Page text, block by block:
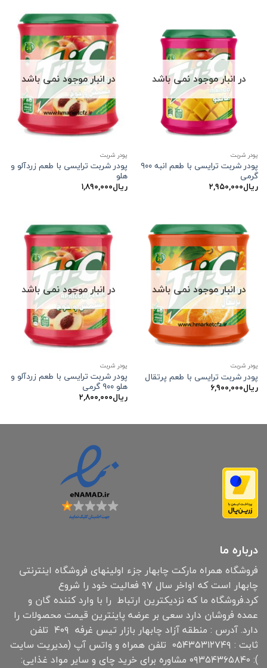
در انبار موجود نمی باشد
پودر شربت
پودر شربت ترایسی با طعم انبه ۹۰۰
گرمی
ریال۲,۹۵۰,۰۰۰
در انبار موجود نمی باشد
پودر شربت
پودر شربت ترایسی با طعم زردآلو و
هلو
ریال۱,۸۹۰,۰۰۰
در انبار موجود نمی باشد
پودر شربت
پودر شربت ترایسی با طعم پرتقال
ریال۶,۹۰۰,۰۰۰
در انبار موجود نمی باشد
پودر شربت
پودر شربت ترایسی با طعم زردآلو و
هلو ۹۰۰ گرمی
ریال۲,۸۰۰,۰۰۰
درباره ما
فروشگاه همراه مارکت چابهار جزء اولینهای فروشگاه اینترنتی
چابهار است که اواخر سال ۹۷ فعالیت خود را شروع
کرد.فروشگاه ما که نزدیکترین ارتباط را با وارد کننده گان و
عمده فروشان دارد سعی بر عرضه پاینترین قیمت محصولات را
دارد. آدرس : منطقه آزاد چابهار بازار تیس غرفه ۴۰۹ تلفن
ثابت : ۰۵۴۳۵۳۱۲۷۴۹ تلفن همراه و واتس آپ (مدیریت سایت
): ۰۹۳۵۴۳۶۵۸۴۰ مشاوره برای خرید چای و سایر مواد غذایی: